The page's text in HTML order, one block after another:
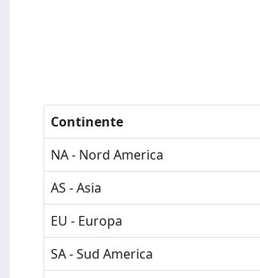
Continente
NA - Nord America
AS - Asia
EU - Europa
SA - Sud America